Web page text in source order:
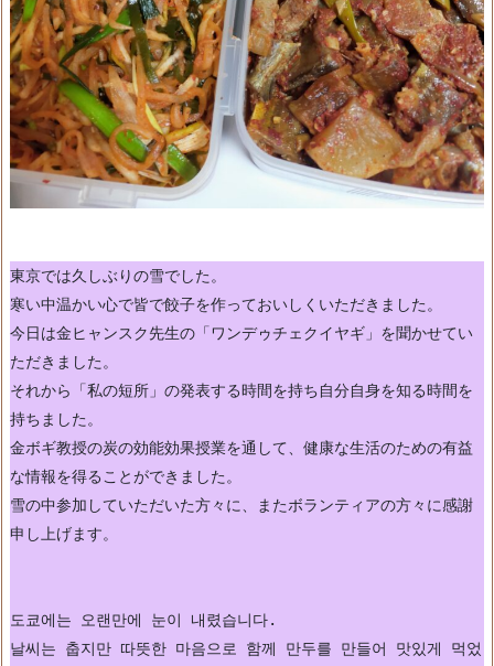
東京では久しぶりの雪でした。
寒い中温かい心で皆で餃子を作っておいしくいただきました。
今日は金ヒャンスク先生の「ワンデゥチェクイヤギ」を聞かせてい
ただきました。
それから「私の短所」の発表する時間を持ち自分自身を知る時間を
持ちました。
金ボギ教授の炭の効能効果授業を通して、健康な生活のための有益
な情報を得ることができました。
雪の中参加していただいた方々に、またボランティアの方々に感謝
申し上げます。
도쿄에는 오랜만에 눈이 내렸습니다.
날씨는 춥지만 따뜻한 마음으로 함께 만두를 만들어 맛있게 먹었